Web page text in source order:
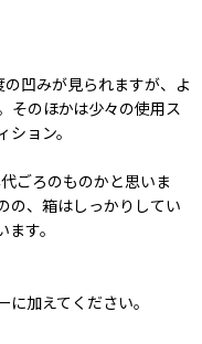
凹みが見られますが、よ
そのほかは少々の使用ス
ョン。
ごろのものかと思いま
の、箱はしっかりしてい
す。
加えてください。